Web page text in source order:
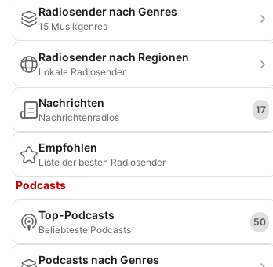
Radiosender nach Genres
15 Musikgenres
Radiosender nach Regionen
Lokale Radiosender
Nachrichten
Nachrichtenradios
17
Empfohlen
Liste der besten Radiosender
Podcasts
Top-Podcasts
Beliebteste Podcasts
50
Podcasts nach Genres